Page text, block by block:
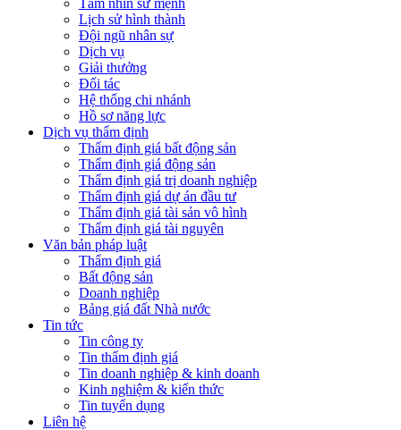
Tầm nhìn sứ mệnh
Lịch sử hình thành
Đội ngũ nhân sự
Dịch vụ
Giải thưởng
Đối tác
Hệ thống chi nhánh
Hồ sơ năng lực
Dịch vụ thẩm định
Thẩm định giá bất động sản
Thẩm định giá động sản
Thẩm định giá trị doanh nghiệp
Thẩm định giá dự án đầu tư
Thẩm định giá tài sản vô hình
Thẩm định giá tài nguyên
Văn bản pháp luật
Thẩm định giá
Bất động sản
Doanh nghiệp
Bảng giá đất Nhà nước
Tin tức
Tin công ty
Tin thẩm định giá
Tin doanh nghiệp & kinh doanh
Kinh nghiệm & kiến thức
Tin tuyển dụng
Liên hệ